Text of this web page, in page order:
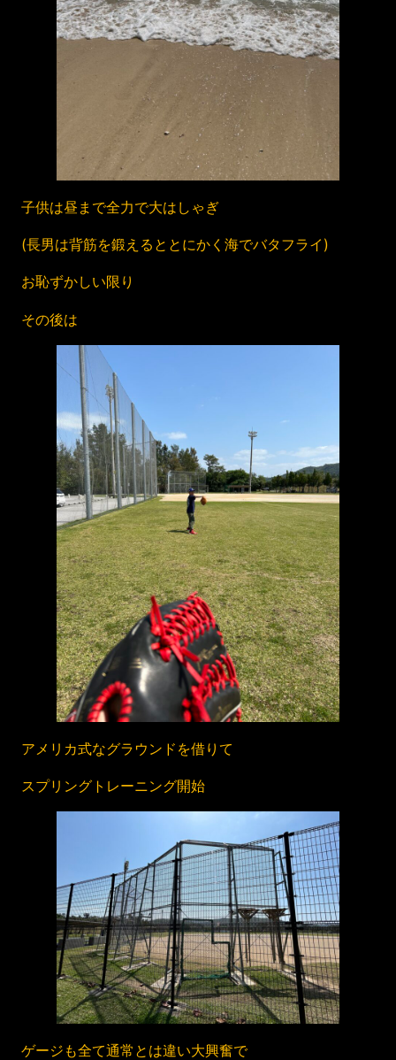
子供は昼まで全力で大はしゃぎ
(長男は背筋を鍛えるととにかく海でバタフライ)
お恥ずかしい限り
その後は
アメリカ式なグラウンドを借りて
スプリングトレーニング開始
ゲージも全て通常とは違い大興奮で